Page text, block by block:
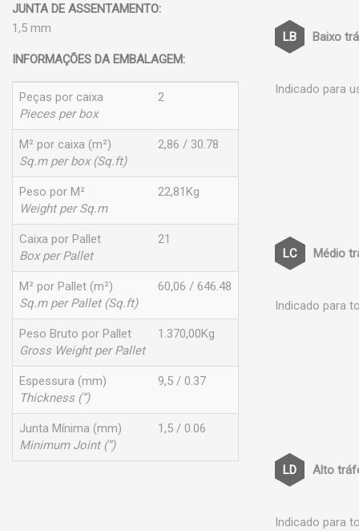
JUNTA DE ASSENTAMENTO:
1,5 mm
INFORMAÇÕES DA EMBALAGEM:
Peças por caixa
Pieces per box
2
M² por caixa (m²)
Sq.m per box (Sq.ft)
2,86 / 30.78
Peso por M²
Weight per Sq.m
22,81Kg
Caixa por Pallet
Box per Pallet
21
M² por Pallet (m²)
Sq.m per Pallet (Sq.ft)
60,06 / 646.48
Peso Bruto por Pallet
Gross Weight per Pallet
1.370,00Kg
Espessura (mm)
Thickness (”)
9,5 / 0.37
Junta Mínima (mm)
Minimum Joint (”)
1,5 / 0.06
Baixo
Indicado para
Médio
Indicado para
Alto
Indicado para